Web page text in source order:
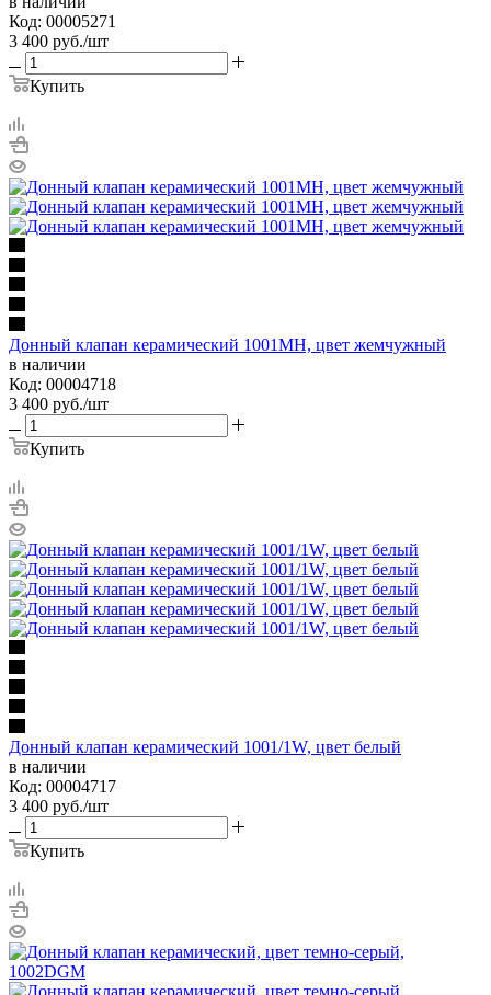
Код: 00005271
3 400 руб./шт
Купить
Донный клапан керамический 1001MH, цвет жемчужный
в наличии
Код: 00004718
3 400 руб./шт
Купить
Донный клапан керамический 1001/1W, цвет белый
в наличии
Код: 00004717
3 400 руб./шт
Купить